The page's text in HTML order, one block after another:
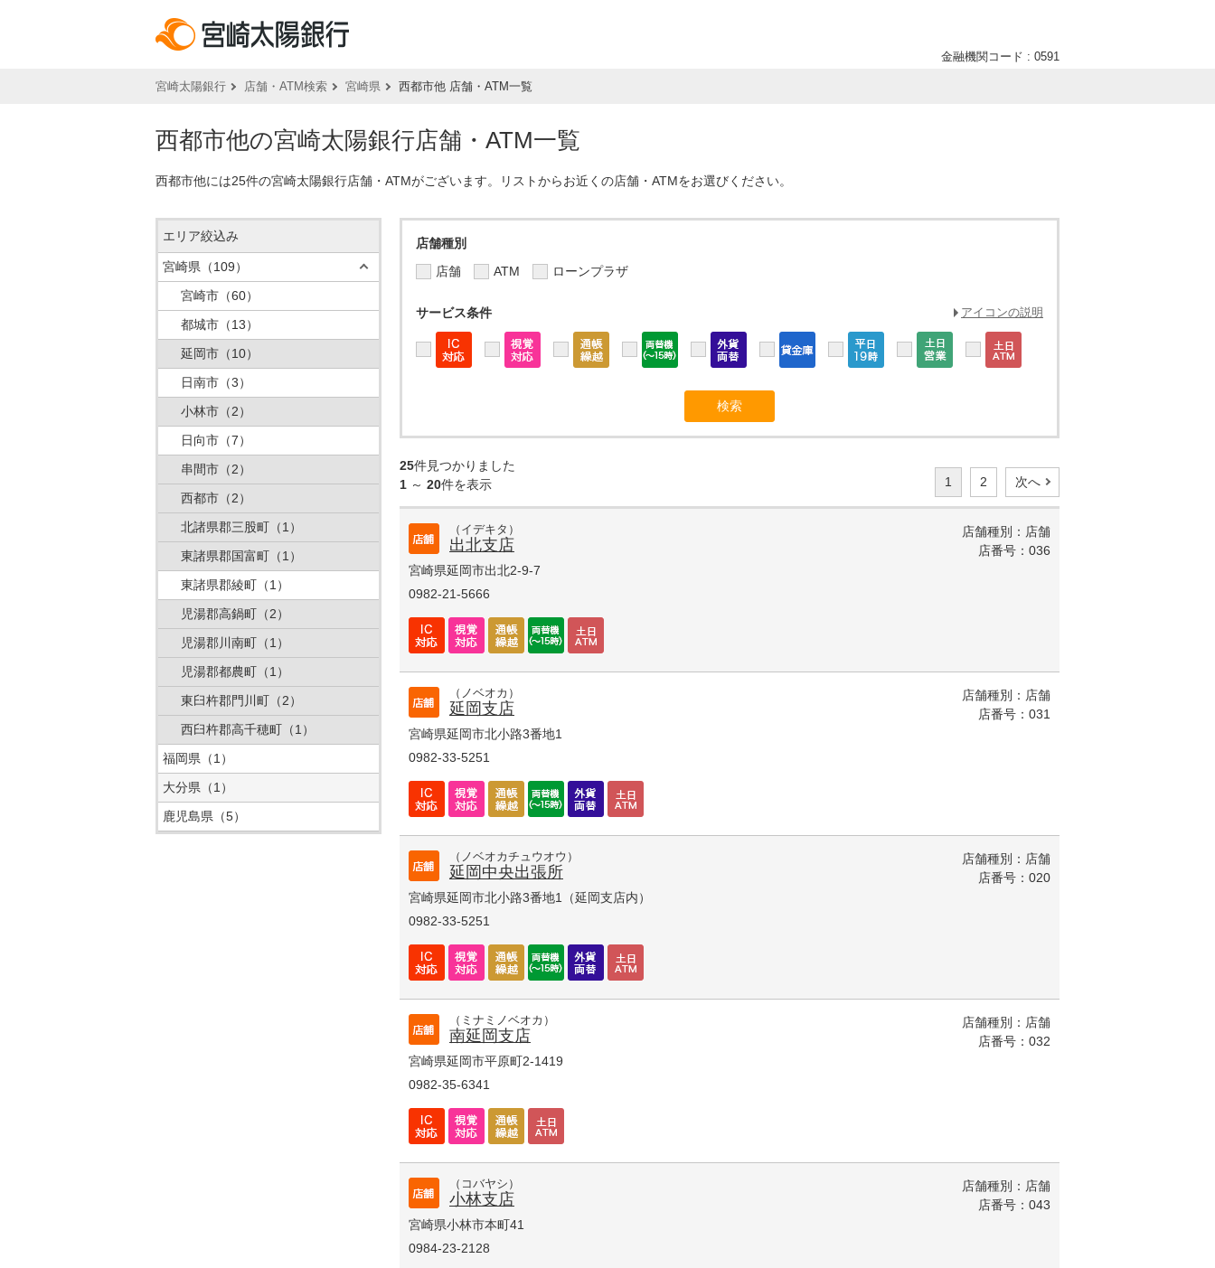
金融機関コード : 0591
宮崎太陽銀行 店舗・ATM検索 宮崎県 西都市他 店舗・ATM一覧
西都市他の宮崎太陽銀行店舗・ATM一覧
西都市他には25件の宮崎太陽銀行店舗・ATMがございます。リストからお近くの店舗・ATMをお選びください。
店舗種別
店舗
ATM ローンプラザ
サービス条件 アイコンの説明
25件見つかりました
1 ～ 20件を表示 1 2 次へ
（イデキタ）
出北支店
宮崎県延岡市出北2-9-7
0982-21-5666
店舗種別：店舗
店番号：036
（ノベオカ）
延岡支店
宮崎県延岡市北小路3番地1
0982-33-5251
店舗種別：店舗
店番号：031
（ノベオカチュウオウ）
延岡中央出張所
宮崎県延岡市北小路3番地1（延岡支店内）
0982-33-5251
店舗種別：店舗
店番号：020
（ミナミノベオカ）
南延岡支店
宮崎県延岡市平原町2-1419
0982-35-6341
店舗種別：店舗
店番号：032
（コバヤシ）
小林支店
宮崎県小林市本町41
0984-23-2128
店舗種別：店舗
店番号：043
エリア絞込み
宮崎県 （109）
宮崎市 （60）
都城市 （13）
延岡市 （10）
日南市 （3）
小林市 （2）
日向市 （7）
串間市 （2）
西都市 （2）
北諸県郡三股町 （1）
東諸県郡国富町 （1）
東諸県郡綾町 （1）
児湯郡高鍋町 （2）
児湯郡川南町 （1）
児湯郡都農町 （1）
東臼杵郡門川町 （2）
西臼杵郡高千穂町 （1）
福岡県 （1）
大分県 （1）
鹿児島県 （5）